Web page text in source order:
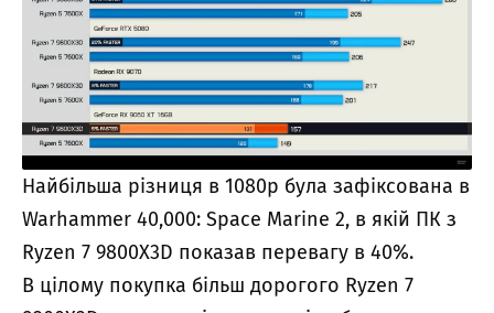
Найбільша різниця в 1080p була зафіксована в
Warhammer 40,000: Space Marine 2, в якій ПК з
Ryzen 7 9800X3D показав перевагу в 40%.
В цілому покупка більш дорогого Ryzen 7